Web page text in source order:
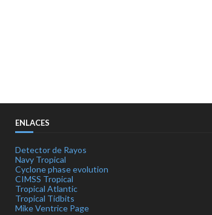
ENLACES
Detector de Rayos
Navy Tropical
Cyclone phase evolution
CIMSS Tropical
Tropical Atlantic
Tropical Tidbits
Mike Ventrice Page